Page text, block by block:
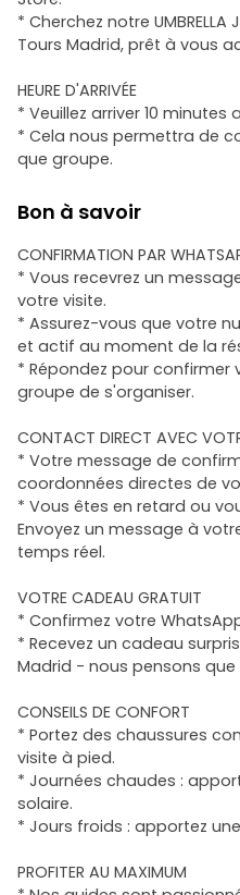
* Cherchez notre
Tours Madrid, prêt à vous
HEURE D'ARRIVÉE
* Veuillez arriver 10
* Cela nous permettra de
que groupe.
Bon à savoir
CONFIRMATION PAR
* Vous recevrez un
votre visite.
* Assurez-vous que votre
et actif au moment de la
* Répondez pour
groupe de s'organiser.
CONTACT DIRECT AVEC
* Votre message de
coordonnées directes de
* Vous êtes en retard ou
Envoyez un message à
temps réel.
VOTRE CADEAU GRATUIT
* Confirmez votre
* Recevez un cadeau
Madrid - nous pensons que
CONSEILS DE CONFORT
* Portez des chaussures
visite à pied.
* Journées chaudes :
solaire.
* Jours froids : apportez
PROFITER AU MAXIMUM